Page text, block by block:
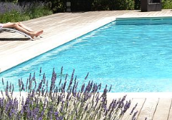
EN SAVOIR PLUS